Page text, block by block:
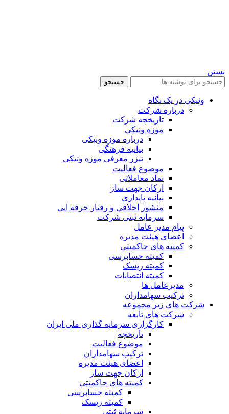
بستن
جستجو
ونیکی در یک نگاه
درباره شرکت
تاریخچه شرکت
موزه ونیکی
درباره موزه ونیکی
بیانیه فرهنگی
تیزر معرفی موزه ونیکی
موضوع فعالیت
نماد معاملاتی
ارکان جهت ساز
بیانیه پایداری
منشور اخلاقی و رفتار حرفه ایی
سرمایه ثبتی شرکت
پیام مدیر عامل
اعضای هیئت مدیره
کمیته های حاکمیتی
کمیته حسابرسی
کمیته ریسک
کمیته انتصابات
مدیرعامل ها
ترکیب سهامداران
شرکت های زیر مجموعه
شرکت های تابعه
کارگزاری سرمایه گذاری ملی ایران
تاریخچه
موضوع فعالیت
ترکیب سهامداران
اعضای هیئت مدیره
ارکان جهت ساز
کمیته های حاکمیتی
کمیته حسابرسی
کمیته ریسک
سرمایه ثبتی